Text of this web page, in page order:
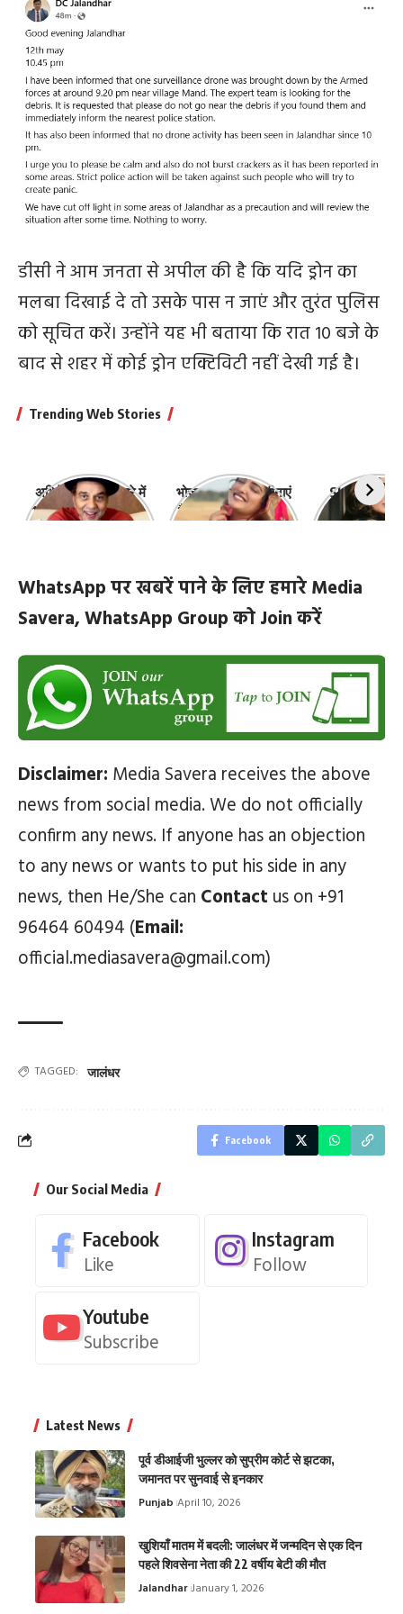
डीसी ने आम जनता से अपील की है कि यदि ड्रोन का
मलबा दिखाई दे तो उसके पास न जाएं और तुरंत पुलिस
को सूचित करें। उन्होंने यह भी बताया कि रात 10 बजे के
बाद से शहर में कोई ड्रोन एक्टिविटी नहीं देखी गई है।
Trending Web Stories
अभिनेता धर्मेंद्र के बारे में
10 रोचक बातें, जिनके बारे
भोजपुरी की ये 10 हसीनाएं
हैं सबसे खूबसूरत | top-
Shefali
‘कांटा लगा
WhatsApp पर खबरें पाने के लिए हमारे Media
Savera, WhatsApp Group को Join करें
Disclaimer: Media Savera receives the above
news from social media. We do not officially
confirm any news. If anyone has an objection
to any news or wants to put his side in any
news, then He/She can Contact us on +91
96464 60494 (Email:
official.mediasavera@gmail.com)
TAGGED: जालंधर
Facebook
Our Social Media
Facebook
Like
Instagram
Follow
Youtube
Subscribe
Latest News
पूर्व डीआईजी भुल्लर को सुप्रीम कोर्ट से झटका,
जमानत पर सुनवाई से इनकार
Punjab April 10, 2026
खुशियाँ मातम में बदली: जालंधर में जन्मदिन से एक दिन
पहले शिवसेना नेता की 22 वर्षीय बेटी की मौत
Jalandhar January 1, 2026